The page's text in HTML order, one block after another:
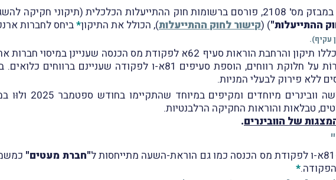
ההתייעלות") (קישור לחוק ההתייעלות), הכולל את התיקון*ביחס לחברות
בסמכות מנהל רשות המיסים להורוֹת על חלוקת רווחים, הוספת סעיפים
ללא פירוק לבעלי המניות.
טבלאות והוראות החקיקה הרלבנטיות.
של הוובינרים.
"חברת מעטים"
*